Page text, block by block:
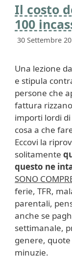
Il costo
100
30 Settembre
Una lezione
e stipula
persone che
fattura
importi lordi
cosa a che
Eccovi la
solitamente
questo ne
SONO
ferie, TFR,
parentali,
anche se
settimanale,
genere,
minuzie.